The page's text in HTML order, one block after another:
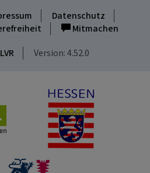
Datenschutz
Mitmachen
LVR Version: 4.52.0